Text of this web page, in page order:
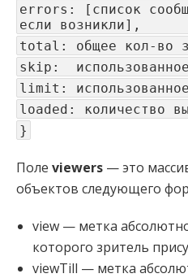
errors: [список
если возникли],
total: общее кол-во
skip:
limit:
loaded: количество
}
Поле viewers — это
объектов следующего
view — метка
которого зритель
viewTill — метка